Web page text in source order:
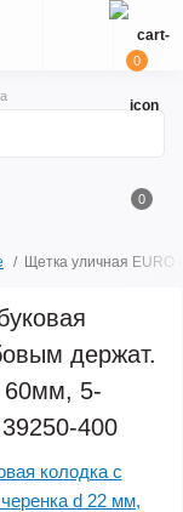
0
0
Щетка уличная EURO
держат.
60мм, 5-
400